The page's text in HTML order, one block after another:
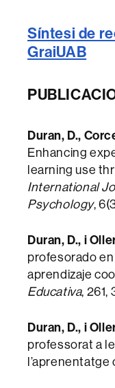
Síntesi de
GraiUAB
Duran, D.,
Enhancing
learning use
International
Psychology,
Duran, D., i
profesorado
aprendizaje
Educativa, 261,
Duran, D., i
professorat a
l’aprenentatge